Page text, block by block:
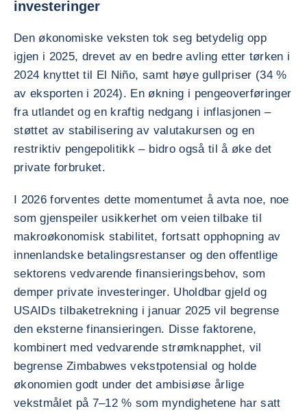
investeringer
Den økonomiske veksten tok seg betydelig opp
igjen i 2025, drevet av en bedre avling etter tørken i
2024 knyttet til El Niño, samt høye gullpriser (34 %
av eksporten i 2024). En økning i pengeoverføringer
fra utlandet og en kraftig nedgang i inflasjonen –
støttet av stabilisering av valutakursen og en
restriktiv pengepolitikk – bidro også til å øke det
private forbruket.
I 2026 forventes dette momentumet å avta noe, noe
som gjenspeiler usikkerhet om veien tilbake til
makroøkonomisk stabilitet, fortsatt opphopning av
innenlandske betalingsrestanser og den offentlige
sektorens vedvarende finansieringsbehov, som
demper private investeringer. Uholdbar gjeld og
USAIDs tilbaketrekning i januar 2025 vil begrense
den eksterne finansieringen. Disse faktorene,
kombinert med vedvarende strømknapphet, vil
begrense Zimbabwes vekstpotensial og holde
økonomien godt under det ambisiøse årlige
vekstmålet på 7–12 % som myndighetene har satt